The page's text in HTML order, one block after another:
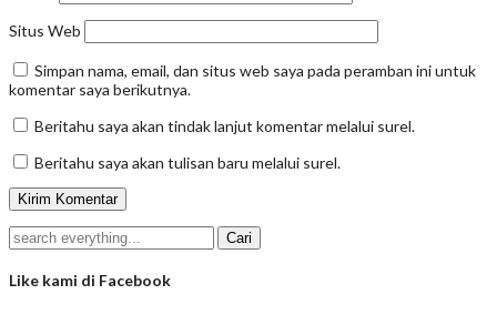
Situs Web
Simpan nama, email, dan situs web saya pada peramban ini untuk
komentar saya berikutnya.
Beritahu saya akan tindak lanjut komentar melalui surel.
Beritahu saya akan tulisan baru melalui surel.
Like kami di Facebook